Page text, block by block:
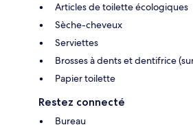
Articles de toilette écologiques
Sèche-cheveux
Serviettes
Brosses à dents et dentifrice
Papier toilette
Restez connecté
Bureau